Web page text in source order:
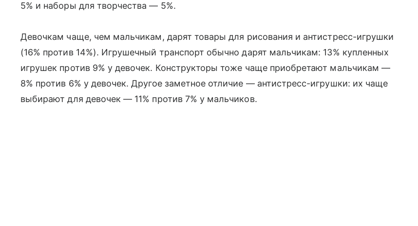
5% и наборы для творчества — 5%.
Девочкам чаще, чем мальчикам, дарят товары для рисования и антистресс-игрушки
(16% против 14%). Игрушечный транспорт обычно дарят мальчикам: 13% купленных
игрушек против 9% у девочек. Конструкторы тоже чаще приобретают мальчикам —
8% против 6% у девочек. Другое заметное отличие — антистресс-игрушки: их чаще
выбирают для девочек — 11% против 7% у мальчиков.